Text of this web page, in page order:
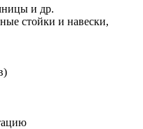
и др.
стойки и навески,